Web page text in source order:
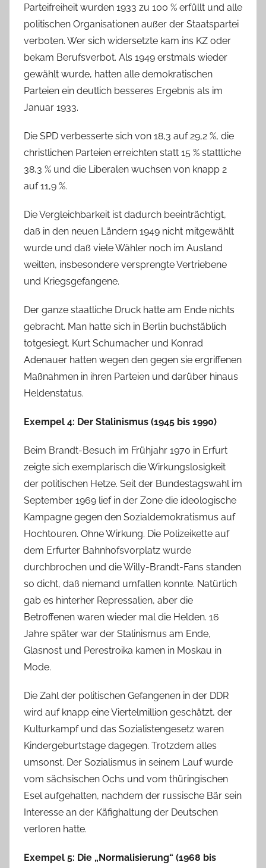
Parteifreiheit wurden 1933 zu 100 % erfüllt und alle
politischen Organisationen außer der Staatspartei
verboten. Wer sich widersetzte kam ins KZ oder
bekam Berufsverbot. Als 1949 erstmals wieder
gewählt wurde, hatten alle demokratischen
Parteien ein deutlich besseres Ergebnis als im
Januar 1933.
Die SPD verbesserte sich von 18,3 auf 29,2 %, die
christlichen Parteien erreichten statt 15 % stattliche
38,3 % und die Liberalen wuchsen von knapp 2
auf 11,9 %.
Die Vergleichbarkeit ist dadurch beeinträchtigt,
daß in den neuen Ländern 1949 nicht mitgewählt
wurde und daß viele Wähler noch im Ausland
weilten, insbesondere versprengte Vertriebene
und Kriegsgefangene.
Der ganze staatliche Druck hatte am Ende nichts
gebracht. Man hatte sich in Berlin buchstäblich
totgesiegt. Kurt Schumacher und Konrad
Adenauer hatten wegen den gegen sie ergriffenen
Maßnahmen in ihren Parteien und darüber hinaus
Heldenstatus.
Exempel 4: Der Stalinismus (1945 bis 1990)
Beim Brandt-Besuch im Frühjahr 1970 in Erfurt
zeigte sich exemplarisch die Wirkungslosigkeit
der politischen Hetze. Seit der Bundestagswahl im
September 1969 lief in der Zone die ideologische
Kampagne gegen den Sozialdemokratismus auf
Hochtouren. Ohne Wirkung. Die Polizeikette auf
dem Erfurter Bahnhofsvorplatz wurde
durchbrochen und die Willy-Brandt-Fans standen
so dicht, daß niemand umfallen konnte. Natürlich
gab es hinterher Repressalien, aber die
Betroffenen waren wieder mal die Helden. 16
Jahre später war der Stalinismus am Ende,
Glasnost und Perestroika kamen in Moskau in
Mode.
Die Zahl der politischen Gefangenen in der DDR
wird auf knapp eine Viertelmillion geschätzt, der
Kulturkampf und das Sozialistengesetz waren
Kindergeburtstage dagegen. Trotzdem alles
umsonst. Der Sozialismus in seinem Lauf wurde
vom sächsischen Ochs und vom thüringischen
Esel aufgehalten, nachdem der russische Bär sein
Interesse an der Käfighaltung der Deutschen
verloren hatte.
Exempel 5: Die „Normalisierung“ (1968 bis